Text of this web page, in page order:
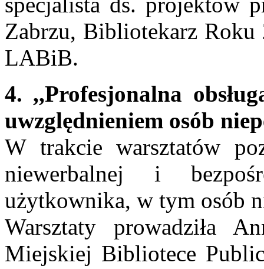
Zabrzu, Bibliotekarz Roku
LABiB.
4. ,,Profesjonalna
uwzględnieniem osób
W trakcie warsztatów
niewerbalnej i
użytkownika, w tym osób
Warsztaty prowadziła
Miejskiej Bibliotece